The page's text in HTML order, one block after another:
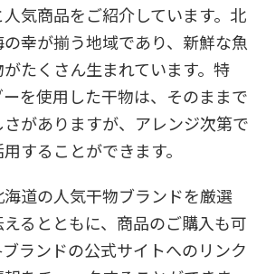
気商品をご紹介しています。北
幸が揃う地域であり、新鮮な魚
たくさん生まれています。特
を使用した干物は、そのままで
がありますが、アレンジ次第で
することができます。
道の人気干物ブランドを厳選
るとともに、商品のご購入も可
ランドの公式サイトへのリンク